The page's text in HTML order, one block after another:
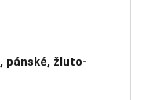
pánské, žluto-